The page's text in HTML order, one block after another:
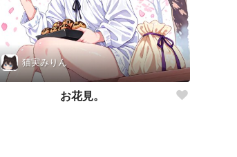
猫実みりん
お花見。